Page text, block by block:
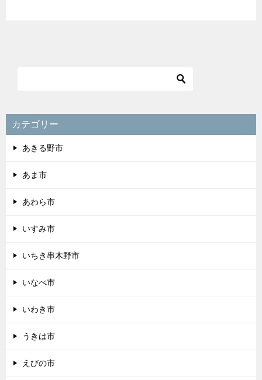
カテゴリー
あきる野市
あま市
あわら市
いすみ市
いちき串木野市
いなべ市
いわき市
うきは市
えびの市